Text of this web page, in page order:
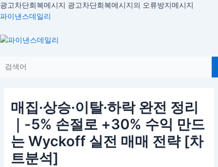
광고차단회복메시지 광고차단회복메시지의 오류방지메시지
파이낸스데일리
매집·상승·이탈·하락 완전 정리
｜-5% 손절로 +30% 수익 만드
는 Wyckoff 실전 매매 전략 [차
트분석]
글
비